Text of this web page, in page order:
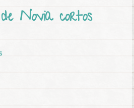
Novia cortos